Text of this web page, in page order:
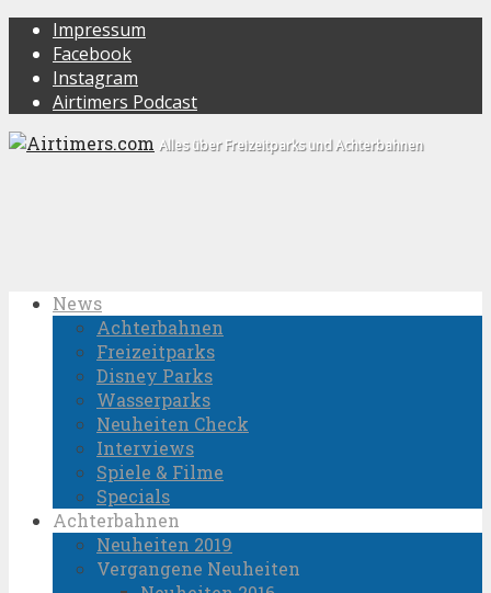
Impressum
Facebook
Instagram
Airtimers Podcast
Alles über Freizeitparks und Achterbahnen
News
Achterbahnen
Freizeitparks
Disney Parks
Wasserparks
Neuheiten Check
Interviews
Spiele & Filme
Specials
Achterbahnen
Neuheiten 2019
Vergangene Neuheiten